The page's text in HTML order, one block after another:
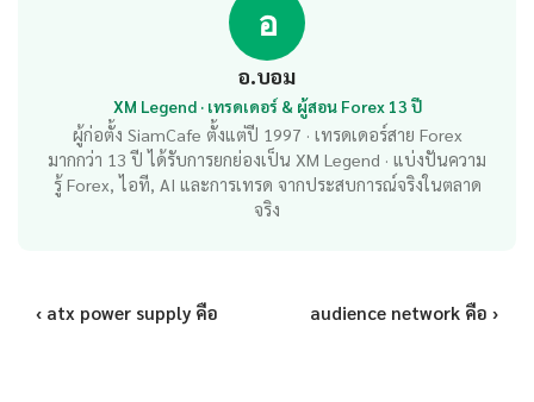
อ
อ.บอม
XM Legend · เทรดเดอร์ & ผู้สอน Forex 13 ปี
ผู้ก่อตั้ง SiamCafe ตั้งแต่ปี 1997 · เทรดเดอร์สาย Forex
มากกว่า 13 ปี ได้รับการยกย่องเป็น XM Legend · แบ่งปันความ
รู้ Forex, ไอที, AI และการเทรด จากประสบการณ์จริงในตลาด
จริง
‹ atx power supply คือ audience network คือ ›